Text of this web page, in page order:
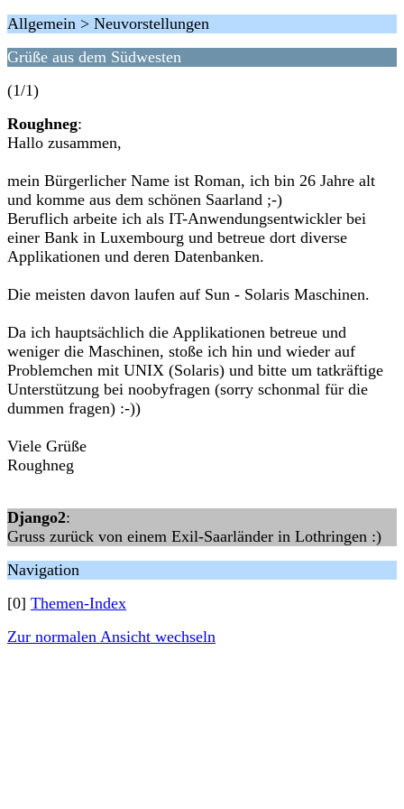
Allgemein > Neuvorstellungen
Grüße aus dem Südwesten
(1/1)
Roughneg:
Hallo zusammen,
mein Bürgerlicher Name ist Roman, ich bin 26 Jahre alt
und komme aus dem schönen Saarland ;-)
Beruflich arbeite ich als IT-Anwendungsentwickler bei
einer Bank in Luxembourg und betreue dort diverse
Applikationen und deren Datenbanken.
Die meisten davon laufen auf Sun - Solaris Maschinen.
Da ich hauptsächlich die Applikationen betreue und
weniger die Maschinen, stoße ich hin und wieder auf
Problemchen mit UNIX (Solaris) und bitte um tatkräftige
Unterstützung bei noobyfragen (sorry schonmal für die
dummen fragen) :-))
Viele Grüße
Roughneg
Django2:
Gruss zurück von einem Exil-Saarländer in Lothringen :)
Navigation
[0] Themen-Index
Zur normalen Ansicht wechseln